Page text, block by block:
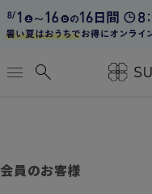
menu search
会員のお客様